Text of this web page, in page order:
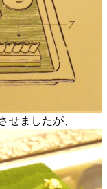
せましたが、